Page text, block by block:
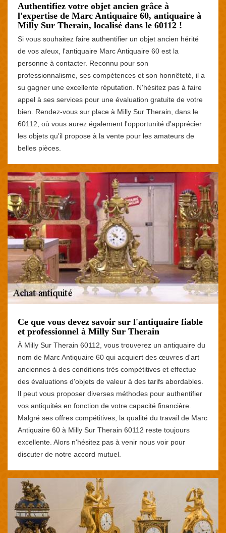
Authentifiez votre objet ancien grâce à
l'expertise de Marc Antiquaire 60, antiquaire à
Milly Sur Therain, localisé dans le 60112 !
Si vous souhaitez faire authentifier un objet ancien hérité
de vos aïeux, l'antiquaire Marc Antiquaire 60 est la
personne à contacter. Reconnu pour son
professionnalisme, ses compétences et son honnêteté, il a
su gagner une excellente réputation. N'hésitez pas à faire
appel à ses services pour une évaluation gratuite de votre
bien. Rendez-vous sur place à Milly Sur Therain, dans le
60112, où vous aurez également l'opportunité d'apprécier
les objets qu'il propose à la vente pour les amateurs de
belles pièces.
Ce que vous devez savoir sur l'antiquaire fiable
et professionnel à Milly Sur Therain
À Milly Sur Therain 60112, vous trouverez un antiquaire du
nom de Marc Antiquaire 60 qui acquiert des œuvres d'art
anciennes à des conditions très compétitives et effectue
des évaluations d'objets de valeur à des tarifs abordables.
Il peut vous proposer diverses méthodes pour authentifier
vos antiquités en fonction de votre capacité financière.
Malgré ses offres compétitives, la qualité du travail de Marc
Antiquaire 60 à Milly Sur Therain 60112 reste toujours
excellente. Alors n'hésitez pas à venir nous voir pour
discuter de notre accord mutuel.